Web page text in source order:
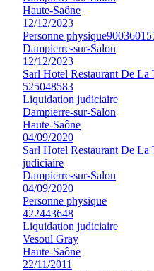
Haute-Saône
12/12/2023
Personne physique
Dampierre-sur-Salon
12/12/2023
Sarl Hotel Restaurant De La
525048583
Liquidation judiciaire
Dampierre-sur-Salon
Haute-Saône
04/09/2020
Sarl Hotel Restaurant De La
judiciaire
Dampierre-sur-Salon
04/09/2020
Personne physique
422443648
Liquidation judiciaire
Vesoul Gray
Haute-Saône
22/11/2011